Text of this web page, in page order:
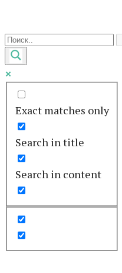
контенту
Exact matches only
Search in title
Search in content